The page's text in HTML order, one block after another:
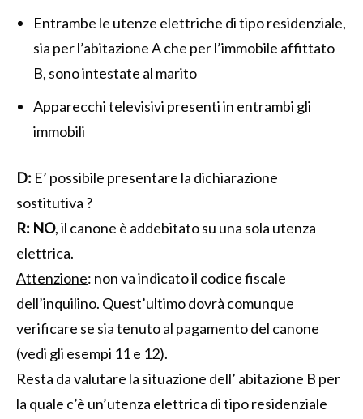
Entrambe le utenze elettriche di tipo residenziale,
sia per l’abitazione A che per l’immobile affittato
B, sono intestate al marito
Apparecchi televisivi presenti in entrambi gli
immobili
D: E’ possibile presentare la dichiarazione
sostitutiva ?
R: NO, il canone è addebitato su una sola utenza
elettrica.
Attenzione: non va indicato il codice fiscale
dell’inquilino. Quest’ultimo dovrà comunque
verificare se sia tenuto al pagamento del canone
(vedi gli esempi 11 e 12).
Resta da valutare la situazione dell’ abitazione B per
la quale c’è un’utenza elettrica di tipo residenziale